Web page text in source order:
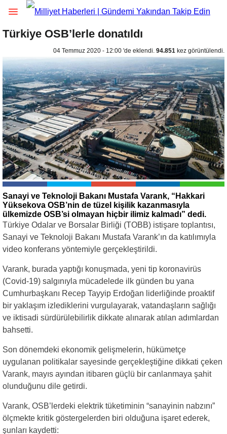
Türkiye OSB’lerle donatıldı
04 Temmuz 2020 - 12:00 'de eklendi. 94.851 kez görüntülendi.
Sanayi ve Teknoloji Bakanı Mustafa Varank, “Hakkari
Yüksekova OSB’nin de tüzel kişilik kazanmasıyla
ülkemizde OSB’si olmayan hiçbir ilimiz kalmadı” dedi.
Türkiye Odalar ve Borsalar Birliği (TOBB) istişare toplantısı,
Sanayi ve Teknoloji Bakanı Mustafa Varank’ın da katılımıyla
video konferans yöntemiyle gerçekleştirildi.
Varank, burada yaptığı konuşmada, yeni tip koronavirüs
(Covid-19) salgınıyla mücadelede ilk günden bu yana
Cumhurbaşkanı Recep Tayyip Erdoğan liderliğinde proaktif
bir yaklaşım izlediklerini vurgulayarak, vatandaşların sağlığı
ve iktisadi sürdürülebilirlik dikkate alınarak atılan adımlardan
bahsetti.
Son dönemdeki ekonomik gelişmelerin, hükümetçe
uygulanan politikalar sayesinde gerçekleştiğine dikkati çeken
Varank, mayıs ayından itibaren güçlü bir canlanmaya şahit
olunduğunu dile getirdi.
Varank, OSB’lerdeki elektrik tüketiminin “sanayinin nabzını”
ölçmekte kritik göstergelerden biri olduğuna işaret ederek,
şunları kaydetti: